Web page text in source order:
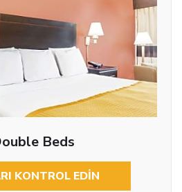
Beds
KONTROL EDIN